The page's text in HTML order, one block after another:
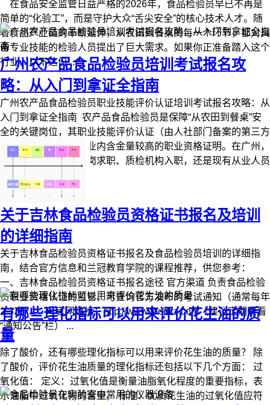
在食品安全监管日益严格的2026年，食品检验员早已不再是
简单的“化验工”，而是守护大众“舌尖安全”的核心技术人才。随
着食品产业链的不断延伸，从农田到餐桌的每一个环节，都对具
备专业技能的检验人员提出了巨大需求。如果你正准备踏入这个
行业，以下这份...
广州农产品食品检验员培训考试报名攻
略：从入门到拿证全指南
广州农产品食品检验员职业技能评价认证培训考试报名攻略：从
入门到拿证全指南 农产品食品检验员是保障“从农田到餐桌”安
全的关键岗位，其职业技能评价认证（由人社部门备案的第三方
评价机构组织）是行业内含金量较高的职业资格证明。在广州，
无论是食品企业质检岗求职、质检机构入职，还是现有从业人员
技能提升，考取该...
关于吉林食品检验员资格证书报名及培训
的详细指南
关于吉林食品检验员资格证书报名及食品检验员培训的详细指
南，结合官方信息和兰冠教育学院的课程推荐，供您参考：
一、吉林食品检验员资格证书报名途径 官方渠道 负责食品检验
员职业资格认证的监管，可查询官方发布的考试通知（通常每年
2-3次）。 ➤ 官网链接：http://www.foodkz.com（建议定期查看
“通知公告”栏） ...
有哪些理化指标可以用来评价花生油的质
量
除了酸价，还有哪些理化指标可以用来评价花生油的质量？ 除
了酸价，评价花生油质量的理化指标还包括以下几个方面： 过
氧化值： 定义：过氧化值是衡量油脂氧化程度的重要指标，表
示油脂中过氧化物的含量。 标准：优质花生油的过氧化值应符